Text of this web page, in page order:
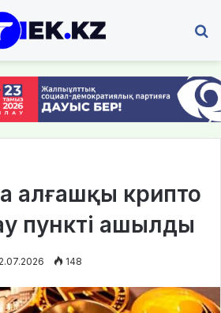
алғашқы крипто
пункті ашылды
148